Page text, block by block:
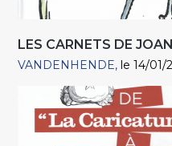
LES CARNETS DE
VANDENHENDE le 14/01/